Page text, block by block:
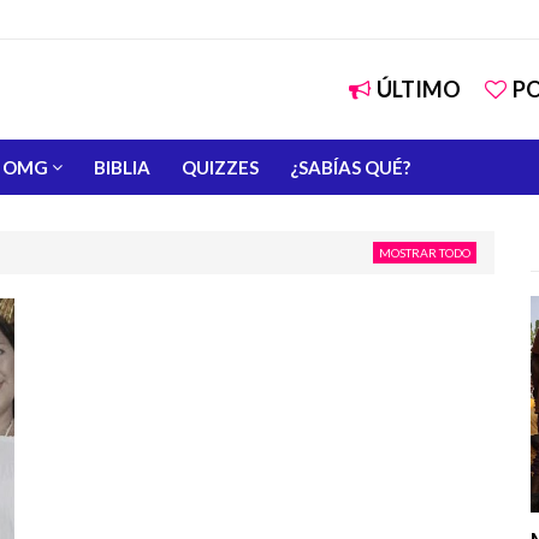
ÚLTIMO
OMG BIBLIA QUIZZES ¿SABÍAS QUÉ?
MOSTRAR TODO